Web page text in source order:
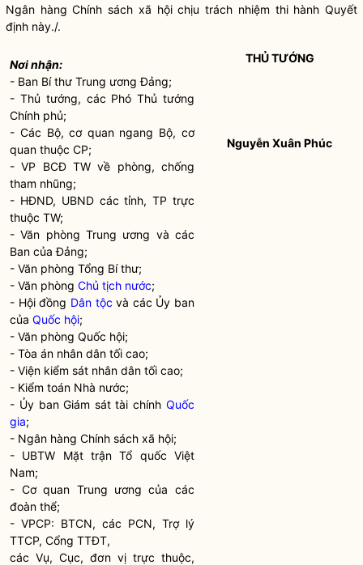
Ngân hàng Chính sách xã hội chịu trách nhiệm thi hành Quyết
định này./.
Nơi nhận:
- Ban Bí thư Trung ương Đảng;
- Thủ tướng, các Phó Thủ tướng
Chính phủ;
- Các Bộ, cơ quan ngang Bộ, cơ
quan thuộc CP;
- VP BCĐ TW về phòng, chống
tham nhũng;
- HĐND, UBND các tỉnh, TP trực
thuộc TW;
- Văn phòng Trung ương và các
Ban của Đảng;
- Văn phòng Tổng Bí thư;
- Văn phòngChủ tịch nước;
- Hội đồng Dân tộc và các Ủy ban
củaQuốc hội;
- Văn phòngQuốc hội;
- Tòa án nhân dân tối cao;
- Viện kiểm sát nhân dân tối cao;
- Kiểm toán Nhà nước;
- Ủy ban Giám sát tài chính Quốc
gia;
- Ngân hàng Chính sách xã hội;
- UBTW Mặt trận Tổ quốc Việt
Nam;
- Cơ quan Trung ương của các
đoàn thể;
- VPCP: BTCN, các PCN, Trợ lý
TTCP, Cổng TTĐT,
các Vụ, Cục, đơn vị trực thuộc,
THỦ TƯỚNG
Nguyễn Xuân Phúc